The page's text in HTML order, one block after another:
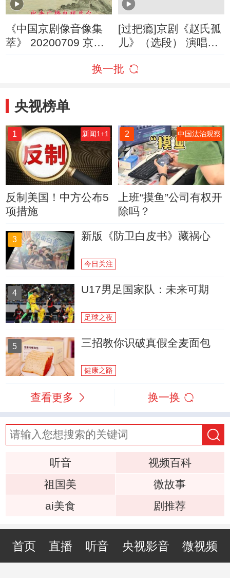
《中国京剧像音像集
萃》 20200709 京剧
[过把瘾]京剧《赵氏孤
儿》（选段） 演唱：
换一批
央视榜单
1 新闻1+1
反制美国！中方公布5
项措施
2 中国法治观察
上班“摸鱼”公司有权开
除吗？
3 新版《防卫白皮书》藏祸心
今日关注
4 U17男足国家队：未来可期
足球之夜
5 三招教你识破真假全麦面包
健康之路
查看更多 换一换
听音
视频百科
祖国美
微故事
ai美食
剧推荐
首页 直播 听音 央视影音 微视频